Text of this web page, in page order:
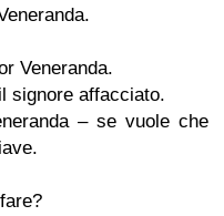
Veneranda.
signore affacciato.
– se vuole che